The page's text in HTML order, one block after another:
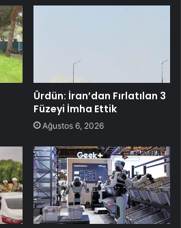
Ürdün: İran’dan Fırlatılan 3
Füzeyi İmha Ettik
Ağustos 6, 2026